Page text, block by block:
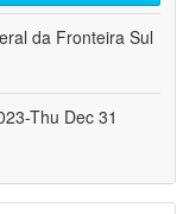
da Fronteira Sul
Thu Dec 31